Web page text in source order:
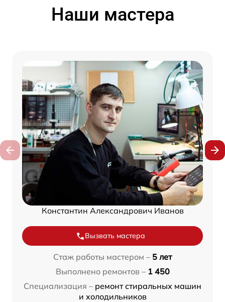
Наши мастера
Константин Александрович Иванов
Вызвать мастера
Стаж работы мастером – 5 лет
Выполнено ремонтов – 1 450
Специализация – ремонт стиральных машин
и холодильников